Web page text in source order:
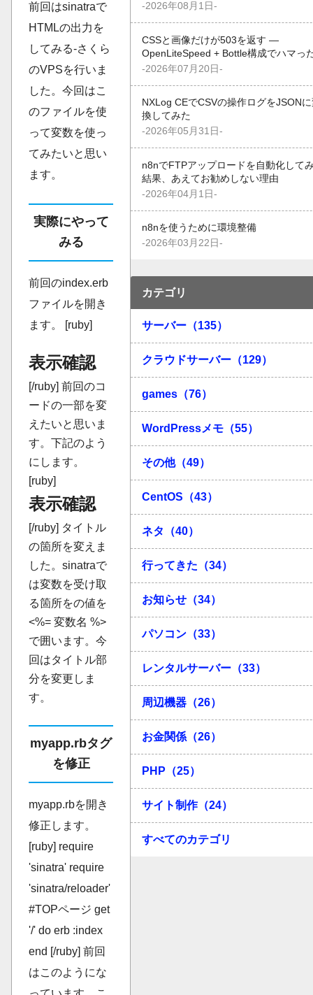
前回はsinatraで
HTMLの出力を
してみる-さくら
のVPSを行いま
した。今回はこ
のファイルを使
って変数を使っ
てみたいと思い
ます。
実際にやって
みる
前回のindex.erb
ファイルを開き
ます。 [ruby]
表示確認
[/ruby] 前回のコ
ードの一部を変
えたいと思いま
す。下記のよう
にします。
[ruby]
表示確認
[/ruby] タイトル
の箇所を変えま
した。sinatraで
は変数を受け取
る箇所をの値を
<%= 変数名 %>
で囲います。今
回はタイトル部
分を変更しま
す。
myapp.rbタグ
を修正
myapp.rbを開き
修正します。
[ruby] require
'sinatra' require
'sinatra/reloader'
#TOPページ get
'/' do erb :index
end [/ruby] 前回
はこのようにな
-2026年08月1日-
CSSと画像だけが503を返す —
OpenLiteSpeed + Bottle構成でハマっ
-2026年07月20日-
NXLog CEでCSVの操作ログをJSON
換してみた
-2026年05月31日-
n8nでFTPアップロードを自動化して
結果、あえてお勧めしない理由
-2026年04月1日-
n8nを使うために環境整備
-2026年03月22日-
カテゴリ
サーバー（135）
クラウドサーバー（129）
games（76）
WordPressメモ（55）
その他（49）
CentOS（43）
ネタ（40）
行ってきた（34）
お知らせ（34）
パソコン（33）
レンタルサーバー（33）
周辺機器（26）
お金関係（26）
PHP（25）
サイト制作（24）
すべてのカテゴリ